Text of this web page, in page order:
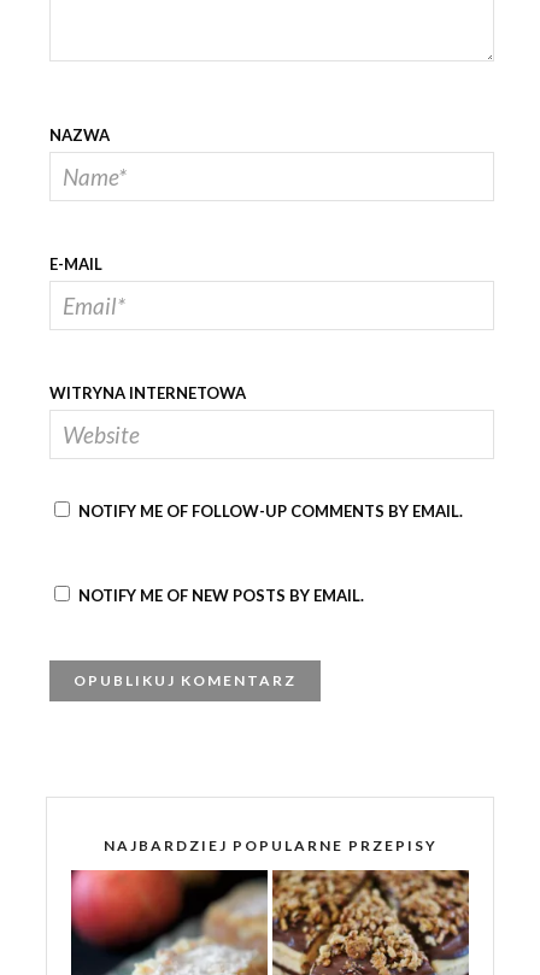
NAZWA
E-MAIL
WITRYNA INTERNETOWA
NOTIFY ME OF FOLLOW-UP COMMENTS BY EMAIL.
NOTIFY ME OF NEW POSTS BY EMAIL.
NAJBARDZIEJ POPULARNE PRZEPISY